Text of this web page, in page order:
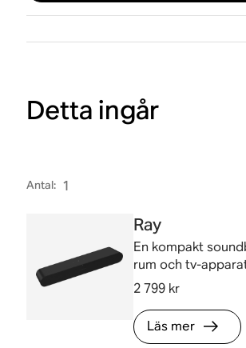
Detta ingår
Antal: 1
Ray
En kompakt
rum och tv-
2 799 kr
Läs mer